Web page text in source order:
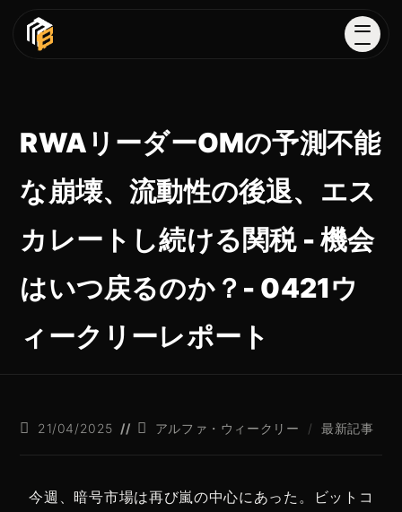
RWAリーダーOMの予測不能
な崩壊、流動性の後退、エス
カレートし続ける関税 - 機会
はいつ戻るのか？- 0421ウ
ィークリーレポート
21/04/2025 アルファ・ウィークリー / 最新記事
今週、暗号市場は再び嵐の中心にあった。ビットコ